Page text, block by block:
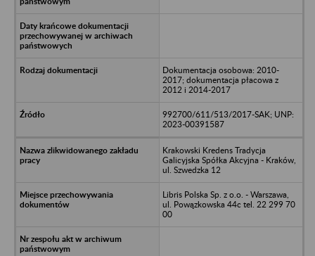
Dokumentacja osobowa: 2010-
2017; dokumentacja płacowa z
2012 i 2014-2017
992700/611/513/2017-SAK; UNP:
2023-00391587
Krakowski Kredens Tradycja
Galicyjska Spółka Akcyjna - Kraków,
ul. Szwedzka 12
Libris Polska Sp. z o.o. - Warszawa,
ul. Powązkowska 44c tel. 22 299 70
00